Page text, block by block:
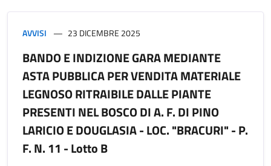
AVVISI 23 DICEMBRE 2025
BANDO E INDIZIONE GARA MEDIANTE
ASTA PUBBLICA PER VENDITA MATERIALE
LEGNOSO RITRAIBILE DALLE PIANTE
PRESENTI NEL BOSCO DI A. F. DI PINO
LARICIO E DOUGLASIA - LOC. "BRACURI" - P.
F. N. 11 - Lotto B